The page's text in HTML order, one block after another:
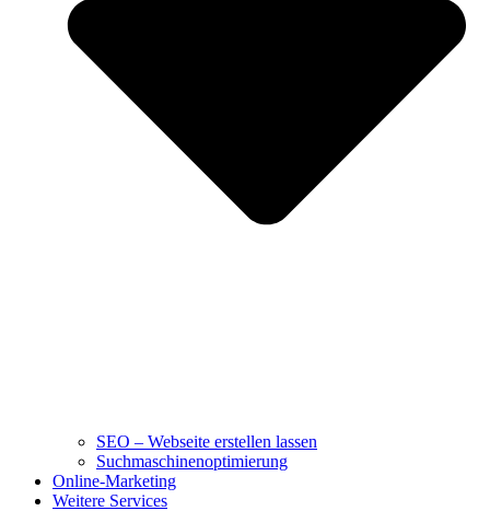
SEO – Webseite erstellen lassen
Suchmaschinenoptimierung
Online-Marketing
Weitere Services